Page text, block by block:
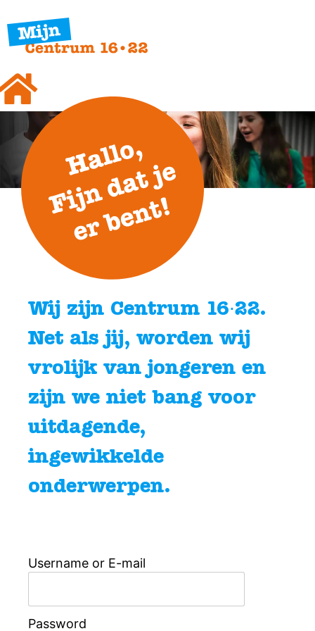
Wij zijn Centrum 16∙22.
Net als jij, worden wij
vrolijk van jongeren en
zijn we niet bang voor
uitdagende,
ingewikkelde
onderwerpen.
Username or E-mail
Password